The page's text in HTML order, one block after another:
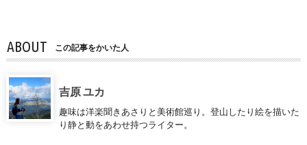
ABOUT この記事をかいた人
吉原 ユカ
趣味は洋楽聞きあさりと美術館巡り。登山したり絵を描いた
り静と動をあわせ持つライター。